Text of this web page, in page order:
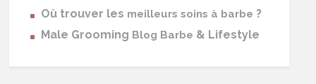
Où trouver les meilleurs soins à barbe ?
Male Grooming Blog Barbe & Lifestyle